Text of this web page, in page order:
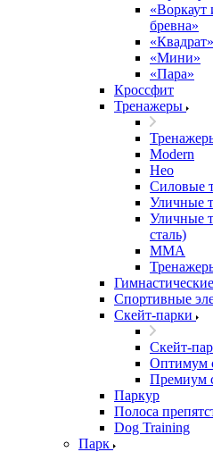
«Воркаут
бревна»
«Квадрат»
«Мини»
«Пара»
Кроссфит
Тренажеры
Modern
Нео
Силовые
Уличные
Уличные
сталь)
ММА
Спортивные
Скейт-парки
Скейт-
Оптимум
Премиум
Паркур
Полоса
Dog Training
Парк